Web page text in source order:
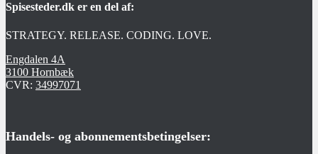
Spisesteder.dk er en del af:
STRATEGY. RELEASE. CODING. LOVE.
Engdalen 4A
3100 Hornbæk
CVR: 34997071
Handels- og abonnementsbetingelser: